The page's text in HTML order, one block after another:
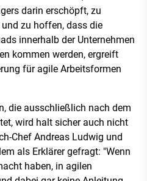
darin erschöpft, zu
zu hoffen, dass die
innerhalb der Unternehmen
kommen werden, ergreift
für agile Arbeitsformen
die ausschließlich nach dem
wird halt sicher auch nicht
Chef Andreas Ludwig und
als Erklärer gefragt: "Wenn
haben, in agilen